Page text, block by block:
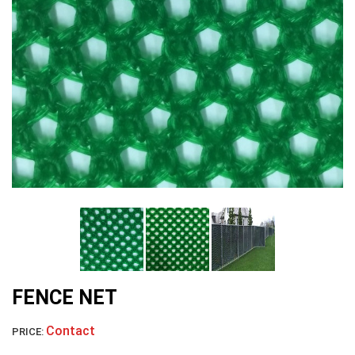
LƯỚI NUÔI TRỒNG HẢI SẢN
LƯỚI CHẮN CHIM
LƯỚI PHƠI NÔNG SẢN
FENCE NET
PRICE: Contact